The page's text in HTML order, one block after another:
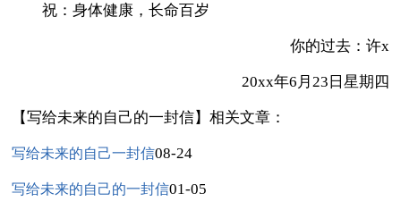
祝：身体健康，长命百岁
你的过去：许x
20xx年6月23日星期四
【写给未来的自己的一封信】相关文章：
写给未来的自己一封信08-24
写给未来的自己的一封信01-05